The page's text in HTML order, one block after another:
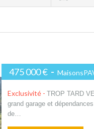
475 000 € -
Exclusivité - TROP TARD
grand garage et
de…